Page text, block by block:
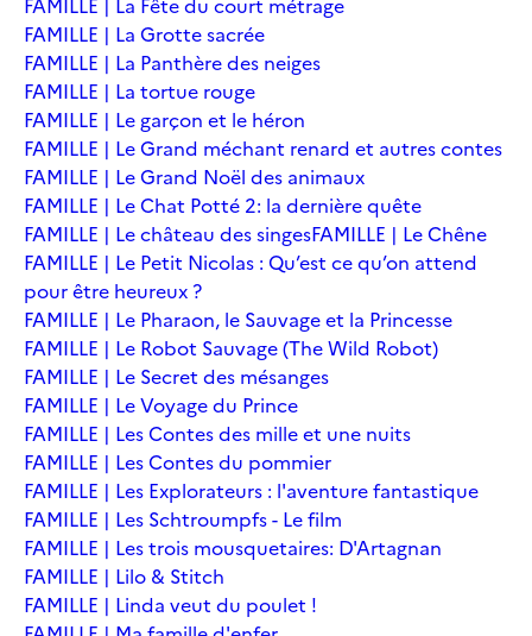
FAMILLE | La Grotte sacrée
FAMILLE | La Panthère des neiges
FAMILLE | La tortue rouge
FAMILLE | Le garçon et le héron
FAMILLE | Le Grand méchant renard et autres contes
FAMILLE | Le Grand Noël des animaux
FAMILLE | Le Chat Potté 2: la dernière quête
FAMILLE | Le château des singesFAMILLE | Le Chêne
FAMILLE | Le Petit Nicolas : Qu’est ce qu’on attend
pour être heureux ?
FAMILLE | Le Pharaon, le Sauvage et la Princesse
FAMILLE | Le Robot Sauvage (The Wild Robot)
FAMILLE | Le Secret des mésanges
FAMILLE | Le Voyage du Prince
FAMILLE | Les Contes des mille et une nuits
FAMILLE | Les Contes du pommier
FAMILLE | Les Explorateurs : l'aventure fantastique
FAMILLE | Les Schtroumpfs - Le film
FAMILLE | Les trois mousquetaires: D'Artagnan
FAMILLE | Lilo & Stitch
FAMILLE | Linda veut du poulet !